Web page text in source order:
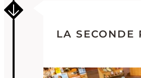
LA SECONDE